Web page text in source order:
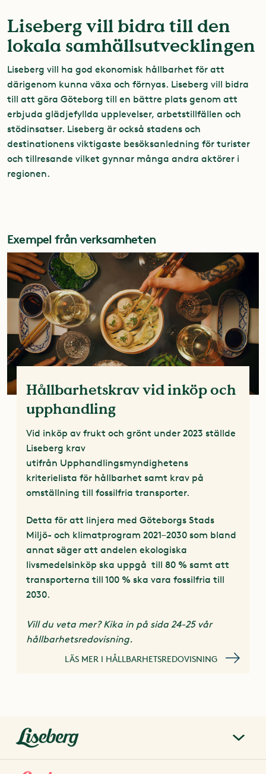
Liseberg vill bidra till den
lokala samhällsutvecklingen
Liseberg vill ha god ekonomisk hållbarhet för att
därigenom kunna växa och förnyas. Liseberg vill bidra
till att göra Göteborg till en bättre plats genom att
erbjuda glädjefyllda upplevelser, arbetstillfällen och
stödinsatser. Liseberg är också stadens och
destinationens viktigaste besöksanledning för turister
och tillresande vilket gynnar många andra aktörer i
regionen.
Exempel från verksamheten
Hållbarhetskrav vid inköp och
upphandling
Vid inköp av frukt och grönt under 2023 ställde
Liseberg krav
utifrån Upphandlingsmyndighetens
kriterielista för hållbarhet samt krav på
omställning till fossilfria transporter.
Detta för att linjera med Göteborgs Stads
Miljö- och klimatprogram 2021–2030 som bland
annat säger att andelen ekologiska
livsmedelsinköp ska uppgå till 80 % samt att
transporterna till 100 % ska vara fossilfria till
2030.
Vill du veta mer? Kika in på sida 24-25 vår
hållbarhetsredovisning.
LÄS MER I HÅLLBARHETSREDOVISNING
liseberg.se